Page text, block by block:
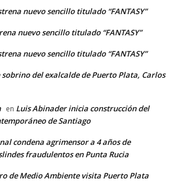
nuevo sencillo titulado “FANTASY”
nuevo sencillo titulado “FANTASY”
nuevo sencillo titulado “FANTASY”
del exalcalde de Puerto Plata, Carlos
en Luis Abinader inicia construcción del
de Santiago
condena agrimensor a 4 años de
fraudulentos en Punta Rucia
de Medio Ambiente visita Puerto Plata